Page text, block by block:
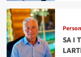
SA I